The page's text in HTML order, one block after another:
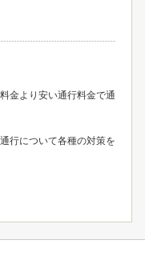
金より安い通行料金で通
行について各種の対策を